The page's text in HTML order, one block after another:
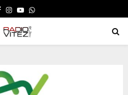
FACEBOOK
INSTAGRAM
YOUTUBE
WHATSAPP